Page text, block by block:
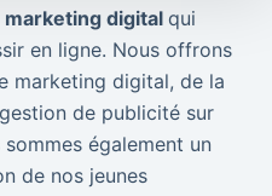
marketing digital qui
en ligne. Nous offrons
marketing digital, de la
de publicité sur
également un
de nos jeunes